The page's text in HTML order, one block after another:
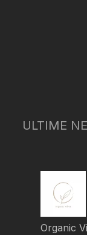
ULTIME
Organic